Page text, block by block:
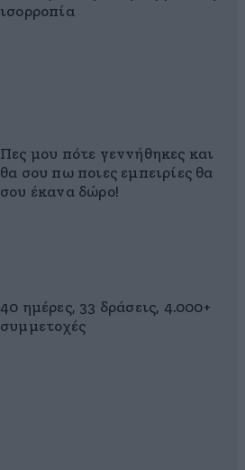
ισορροπία
Πες μου πότε γεννήθηκες και
θα σου πω ποιες εμπειρίες θα
σου έκανα δώρο!
40 ημέρες, 33 δράσεις, 4.000+
συμμετοχές